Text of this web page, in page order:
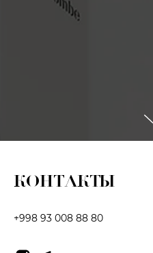
КОНТАКТЫ
+998 93 008 88 80